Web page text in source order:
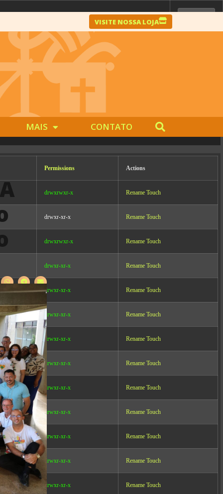
Permissions Actions
drwxrwxr-x Rename Touch
drwxr-xr-x Rename Touch
drwxrwxr-x Rename Touch
drwxr-xr-x Rename Touch
drwxr-xr-x Rename Touch
drwxr-xr-x Rename Touch
drwxr-xr-x Rename Touch
drwxr-xr-x Rename Touch
drwxr-xr-x Rename Touch
drwxr-xr-x Rename Touch
drwxr-xr-x Rename Touch
drwxr-xr-x Rename Touch
drwxr-xr-x Rename Touch
VISITE NOSSA LOJA
MAIS CONTATO